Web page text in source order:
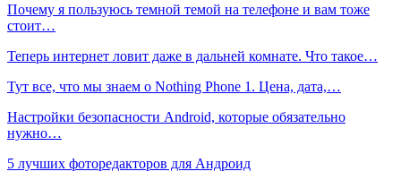
Почему я пользуюсь темной темой на телефоне и вам тоже
стоит…
Теперь интернет ловит даже в дальней комнате. Что такое…
Тут все, что мы знаем о Nothing Phone 1. Цена, дата,…
Настройки безопасности Android, которые обязательно
нужно…
5 лучших фоторедакторов для Андроид